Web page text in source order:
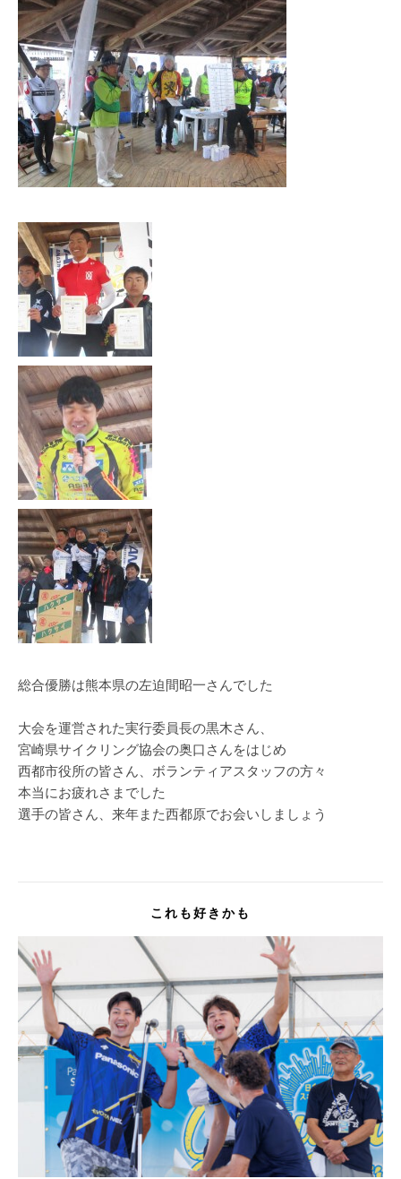
総合優勝は熊本県の左迫間昭一さんでした
大会を運営された実行委員長の黒木さん、
宮崎県サイクリング協会の奥口さんをはじめ
西都市役所の皆さん、ボランティアスタッフの方々
本当にお疲れさまでした
選手の皆さん、来年また西都原でお会いしましょう
これも好きかも